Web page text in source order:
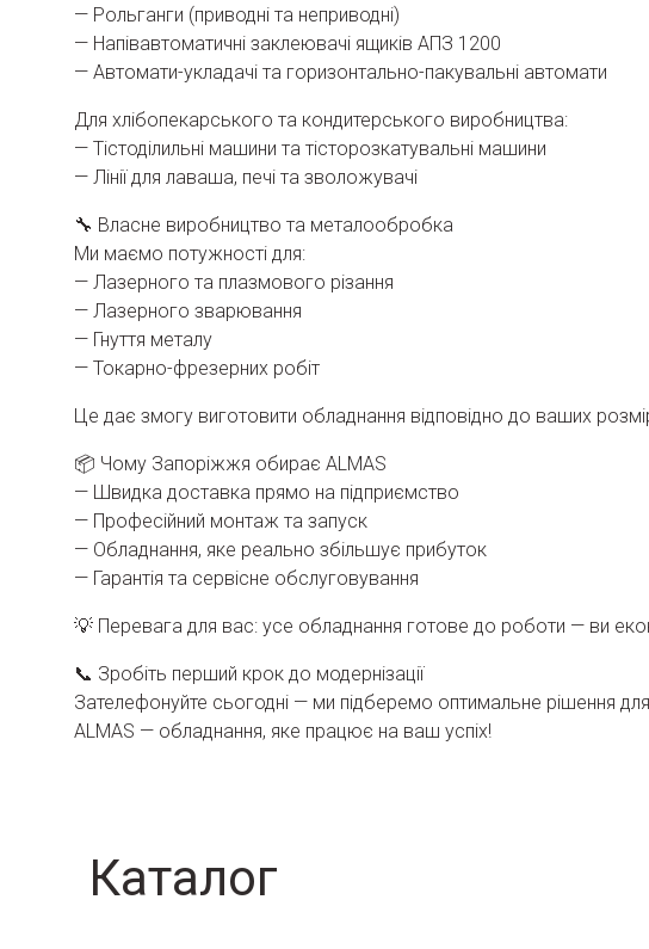
— Рольганги (приводні та неприводні)
— Напівавтоматичні заклеювачі ящиків АПЗ 1200
— Автомати-укладачі та горизонтально-пакувальні автомати
Для хлібопекарського та кондитерського виробництва:
— Тістоділильні машини та тісторозкатувальні машини
— Лінії для лаваша, печі та зволожувачі
🔧 Власне виробництво та металообробка
Ми маємо потужності для:
— Лазерного та плазмового різання
— Лазерного зварювання
— Гнуття металу
— Токарно-фрезерних робіт
Це дає змогу виготовити обладнання відповідно до ваших
📦 Чому Запоріжжя обирає ALMAS
— Швидка доставка прямо на підприємство
— Професійний монтаж та запуск
— Обладнання, яке реально збільшує прибуток
— Гарантія та сервісне обслуговування
💡 Перевага для вас: усе обладнання готове до роботи — ви
📞 Зробіть перший крок до модернізації
Зателефонуйте сьогодні — ми підберемо оптимальне рішення
ALMAS — обладнання, яке працює на ваш успіх!
Каталог